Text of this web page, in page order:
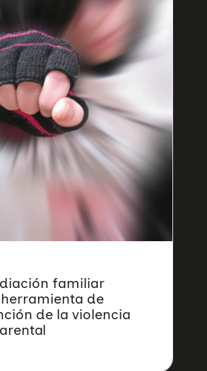
familiar
de
de la violencia